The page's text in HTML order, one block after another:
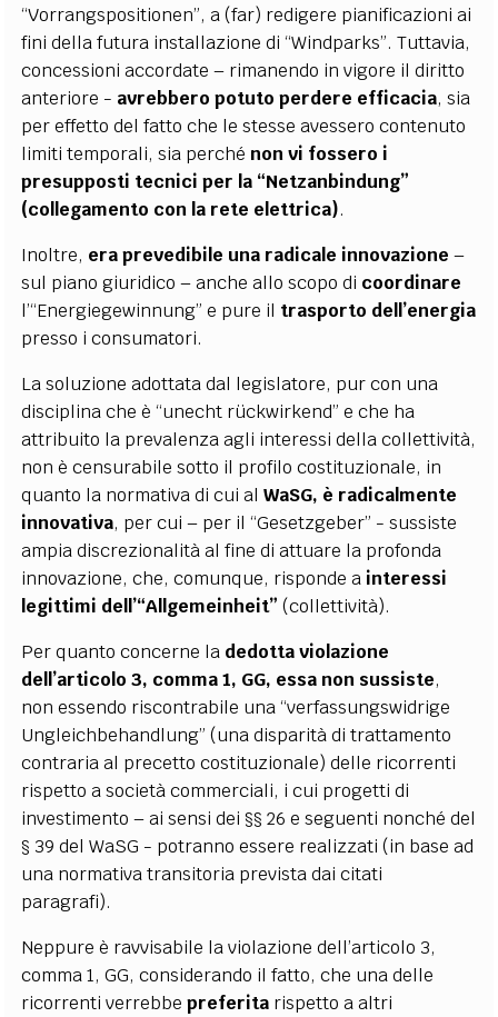
“Vorrangspositionen”, a (far) redigere pianificazioni ai
fini della futura installazione di “Windparks”. Tuttavia,
concessioni accordate – rimanendo in vigore il diritto
anteriore - avrebbero potuto perdere efficacia, sia
per effetto del fatto che le stesse avessero contenuto
limiti temporali, sia perché non vi fossero i
presupposti tecnici per la “Netzanbindung”
(collegamento con la rete elettrica).
Inoltre, era prevedibile una radicale innovazione –
sul piano giuridico – anche allo scopo di coordinare
l’“Energiegewinnung” e pure il trasporto dell’energia
presso i consumatori.
La soluzione adottata dal legislatore, pur con una
disciplina che è “unecht rückwirkend” e che ha
attribuito la prevalenza agli interessi della collettività,
non è censurabile sotto il profilo costituzionale, in
quanto la normativa di cui alWaSG, è radicalmente
innovativa, per cui – per il “Gesetzgeber” - sussiste
ampia discrezionalità al fine di attuare la profonda
innovazione, che, comunque, risponde a interessi
legittimi dell’“Allgemeinheit” (collettività).
Per quanto concerne la dedotta violazione
dell’articolo 3, comma 1, GG, essa non sussiste,
non essendo riscontrabile una “verfassungswidrige
Ungleichbehandlung” (una disparità di trattamento
contraria al precetto costituzionale) delle ricorrenti
rispetto a società commerciali, i cui progetti di
investimento – ai sensi dei §§ 26 e seguenti nonché del
§ 39 del WaSG - potranno essere realizzati (in base ad
una normativa transitoria prevista dai citati
paragrafi).
Neppure è ravvisabile la violazione dell’articolo 3,
comma 1, GG, considerando il fatto, che una delle
ricorrenti verrebbepreferita rispetto a altri